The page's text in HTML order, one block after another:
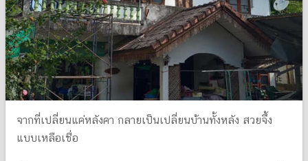
จากที่เปลี่ยนแค่หลังคา กลายเป็นเปลี่ยนบ้านทั้งหลัง สวยจึ้ง
แบบเหลือเชื่อ